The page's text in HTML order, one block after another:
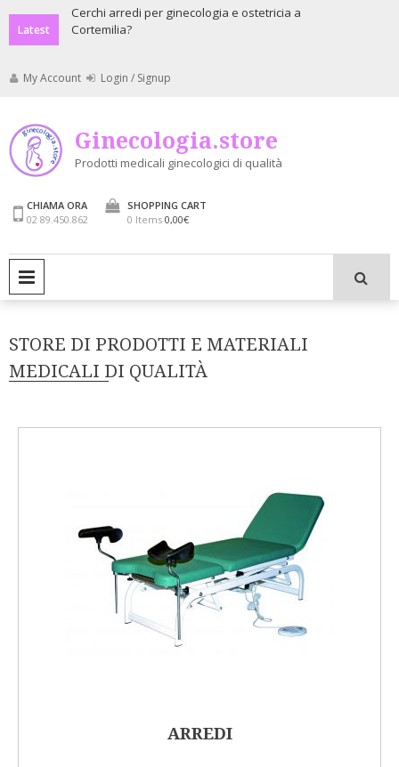
Skip
Latest
recapitare
Cerchi arredi per ginecologia e ostetricia a
Cortemilia?
My Account Login / Signup
Ginecologia.store
Prodotti medicali ginecologici di qualità
CHIAMA ORA
02 89.450.862
SHOPPING CART
0 Items 0,00€
STORE DI PRODOTTI E MATERIALI
MEDICALI DI QUALITÀ
ARREDI